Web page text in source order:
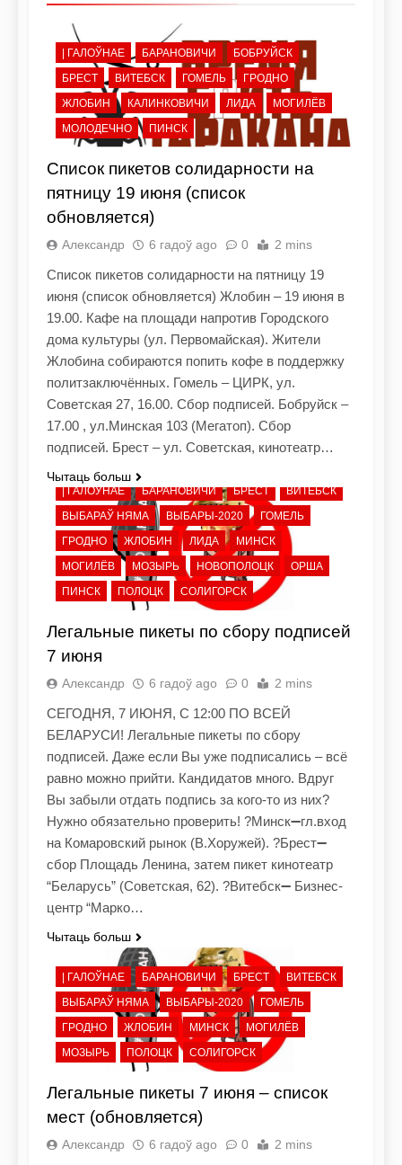
| ГАЛОЎНАЕ БАРАНОВИЧИ
БОБРУЙСК
БРЕСТ
ВИТЕБСК ГОМЕЛЬ
ГРОДНО
ЖЛОБИН
КАЛИНКОВИЧИ ЛИДА
МОГИЛЁВ
МОЛОДЕЧНО
ПИНСК
Список пикетов солидарности на
пятницу 19 июня (список
обновляется)
Александр 6 гадоў ago 0 2 mins
Список пикетов солидарности на пятницу 19
июня (список обновляется) Жлобин – 19 июня в
19.00. Кафе на площади напротив Городского
дома культуры (ул. Первомайская). Жители
Жлобина собираются попить кофе в поддержку
политзаключённых. Гомель – ЦИРК, ул.
Советская 27, 16.00. Сбор подписей. Бобруйск –
17.00 , ул.Минская 103 (Мегатоп). Сбор
подписей. Брест – ул. Советская, кинотеатр…
Чытаць больш
| ГАЛОЎНАЕ БАРАНОВИЧИ БРЕСТ
ВИТЕБСК
ВЫБАРАЎ НЯМА
ВЫБАРЫ-2020
ГОМЕЛЬ
ГРОДНО
ЖЛОБИН ЛИДА
МИНСК
МОГИЛЁВ
МОЗЫРЬ НОВОПОЛОЦК
ОРША
ПИНСК
ПОЛОЦК СОЛИГОРСК
Легальные пикеты по сбору подписей
7 июня
Александр 6 гадоў ago 0 2 mins
СЕГОДНЯ, 7 ИЮНЯ, С 12:00 ПО ВСЕЙ
БЕЛАРУСИ! Легальные пикеты по сбору
подписей. Даже если Вы уже подписались – всё
равно можно прийти. Кандидатов много. Вдруг
Вы забыли отдать подпись за кого-то из них?
Нужно обязательно проверить! ?Минск➖гл.вход
на Комаровский рынок (В.Хоружей). ?Брест➖
сбор Площадь Ленина, затем пикет кинотеатр
“Беларусь” (Советская, 62). ?Витебск➖ Бизнес-
центр “Марко…
Чытаць больш
| ГАЛОЎНАЕ БАРАНОВИЧИ БРЕСТ
ВИТЕБСК
ВЫБАРАЎ НЯМА
ВЫБАРЫ-2020
ГОМЕЛЬ
ГРОДНО
ЖЛОБИН МИНСК
МОГИЛЁВ
МОЗЫРЬ
ПОЛОЦК СОЛИГОРСК
Легальные пикеты 7 июня – список
мест (обновляется)
Александр 6 гадоў ago 0 2 mins